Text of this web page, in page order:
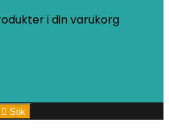
i din varukorg
 Sök